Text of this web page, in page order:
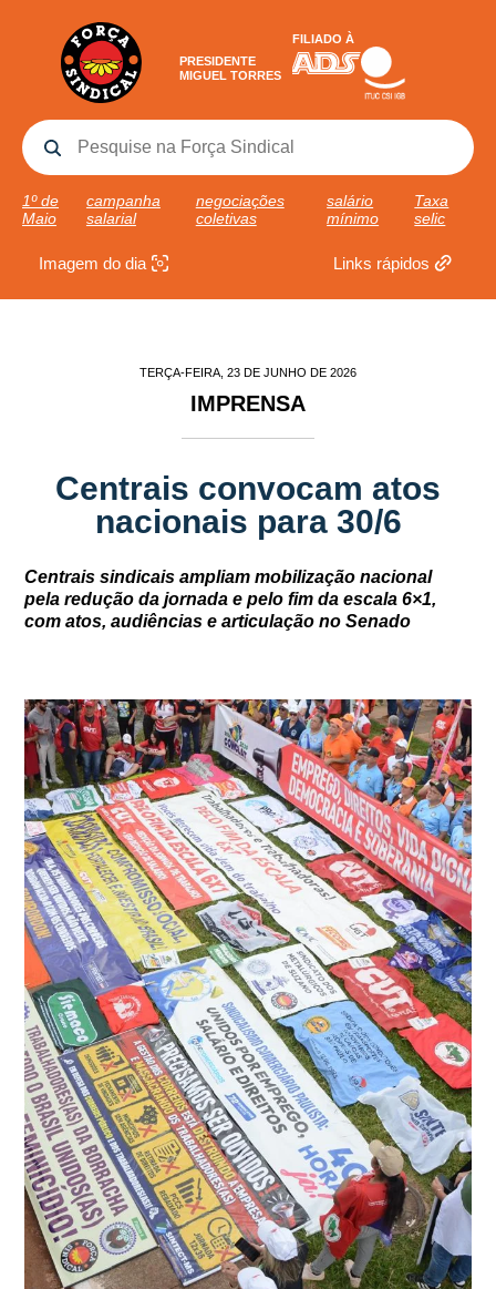
PRESIDENTE
MIGUEL TORRES
FILIADO À
1º de
Maio
campanha
salarial
negociações
coletivas
salário
mínimo
Taxa
selic
Imagem do dia Links rápidos
TERÇA-FEIRA, 23 DE JUNHO DE 2026
IMPRENSA
Centrais convocam atos
nacionais para 30/6
Centrais sindicais ampliam mobilização nacional
pela redução da jornada e pelo fim da escala 6×1,
com atos, audiências e articulação no Senado